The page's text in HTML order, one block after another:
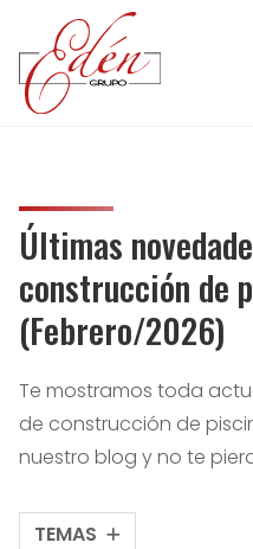
Últimas
construcción de
(Febrero/2026)
Te mostramos toda
de construcción de
nuestro blog y no te
TEMAS